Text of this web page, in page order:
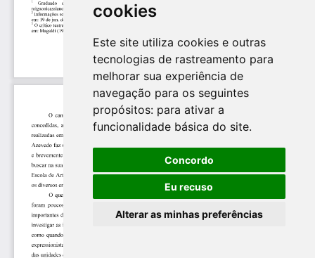
cookies
Este site utiliza cookies e outras
tecnologias de rastreamento para
melhorar sua experiência de
navegação para os seguintes
propósitos: para ativar a
funcionalidade básica do site.
Concordo
Eu recuso
Alterar as minhas preferências